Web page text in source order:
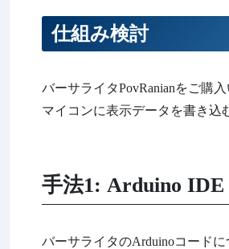
仕組み検討
バーサライタPovRanianをご購
マイコンに表示データを書き込
手法1: Arduino IDE
バーサライタのArduinoコード